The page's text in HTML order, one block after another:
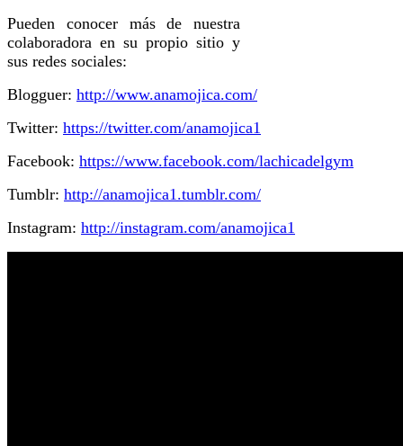
Pueden conocer más de nuestra
colaboradora en su propio sitio y
sus redes sociales:
Blogguer: http://www.anamojica.com/
Twitter: https://twitter.com/anamojica1
Facebook: https://www.facebook.com/lachicadelgym
Tumblr: http://anamojica1.tumblr.com/
Instagram: http://instagram.com/anamojica1